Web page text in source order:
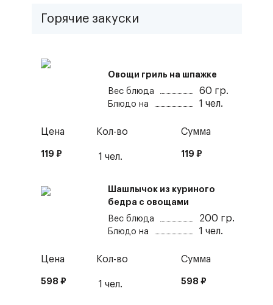
Горячие закуски
Овощи гриль на шпажке
Вес блюда
60 гр.
Блюдо на 1 чел.
Цена
119 ₽
Кол-во
1 чел.
Сумма
119 ₽
Шашлычок из куриного
бедра с овощами
Вес блюда
200 гр.
Блюдо на 1 чел.
Цена
598 ₽
Кол-во
1 чел.
Сумма
598 ₽